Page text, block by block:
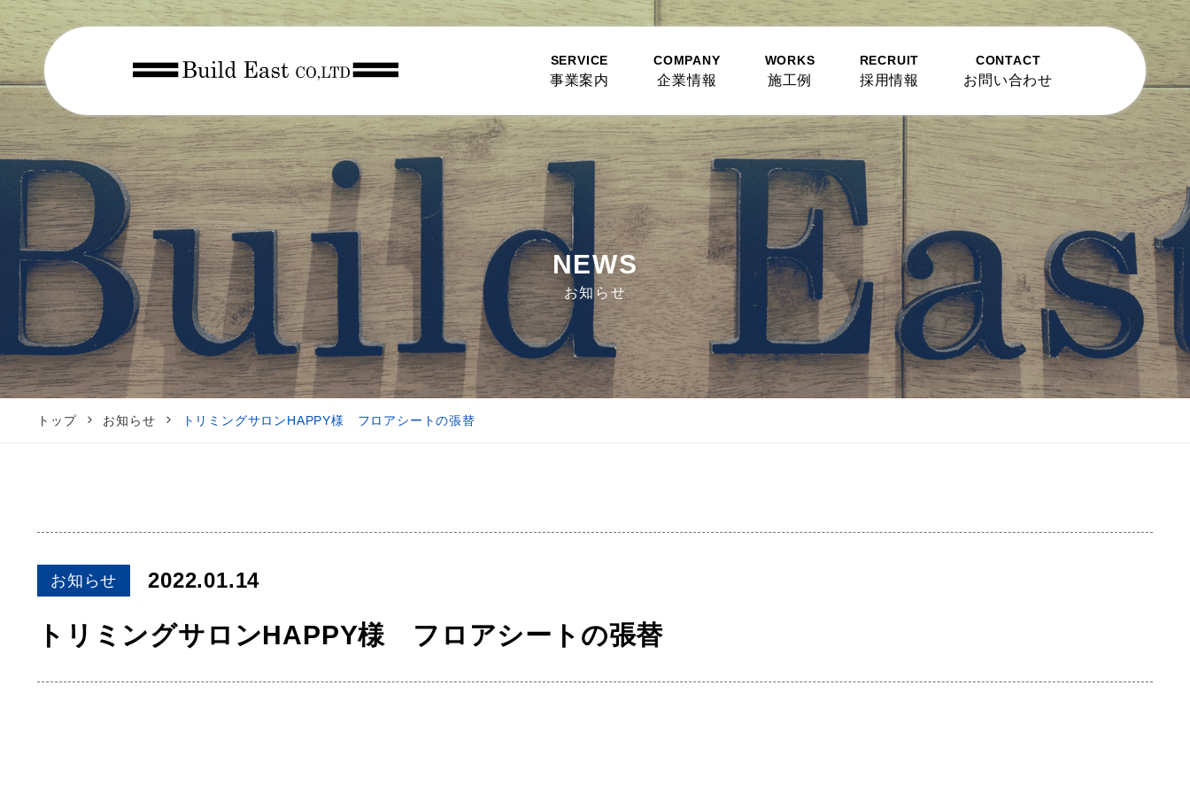
SERVICE
事業案内
COMPANY
企業情報
WORKS
施工例
RECRUIT
採用情報
CONTACT
お問い合わせ
NEWS
お知らせ
トップ お知らせ トリミングサロンHAPPY様 フロアシートの張替
お知らせ 2022.01.14
トリミングサロンHAPPY様 フロアシートの張替